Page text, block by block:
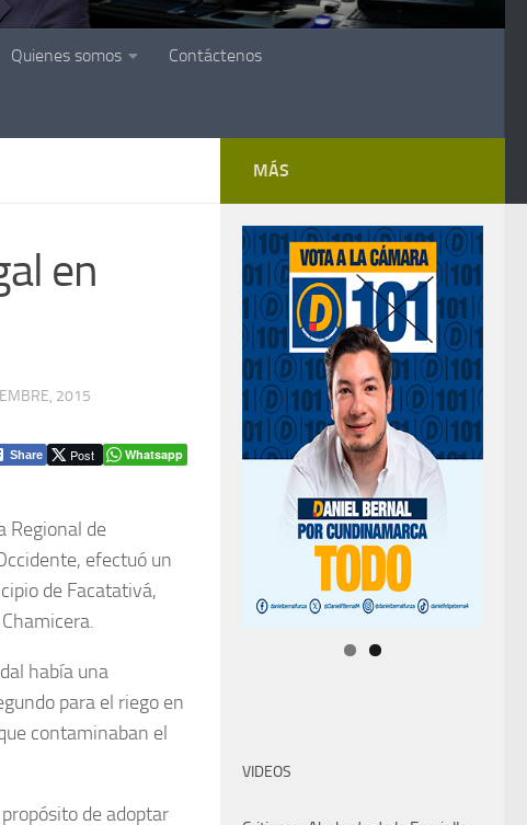
Quienes somos Contáctenos
en
2015
Share Post Whatsapp
Regional de
efectuó un
de Facatativá,
había una
para el riego en
contaminaban el
de adoptar
MÁS
VIDEOS